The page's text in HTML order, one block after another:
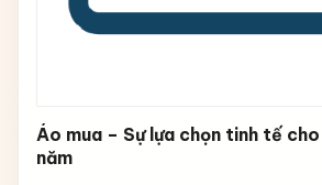
Áo mua – Sự lựa chọn tinh tế
năm